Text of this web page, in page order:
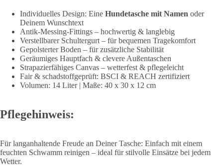
Individuelles Design: Eine Hundetasche mit Namen oder
Deinem Wunschtext
Antik-Messing-Fittings – hochwertig & langlebig
Verstellbarer Schultergurt – für bequemen Tragekomfort
Gepolsterter Boden – für zusätzliche Stabilität
Geräumiges Hauptfach & clevere Außentaschen
Strapazierfähiges Canvas – wetterfest & pflegeleicht
Fair & schadstoffgeprüft: BSCI & REACH zertifiziert
Volumen: 14 Liter | Maße: 40 x 30 x 12 cm
Pflegehinweis:
Für langanhaltende Freude an Deiner Tasche: Einfach mit einem
feuchten Schwamm reinigen – ideal für stilvolle Einsätze bei jedem
Wetter.